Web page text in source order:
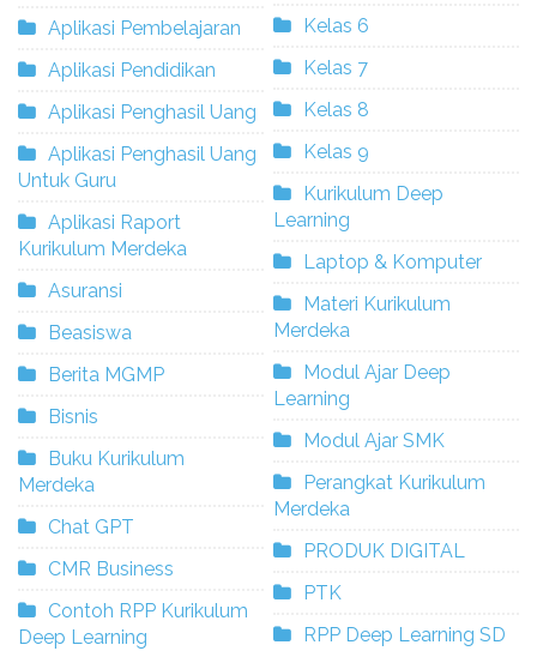
Aplikasi Pembelajaran
Aplikasi Pendidikan
Aplikasi Penghasil Uang
Aplikasi Penghasil Uang
Untuk Guru
Aplikasi Raport
Kurikulum Merdeka
Asuransi
Beasiswa
Berita MGMP
Bisnis
Buku Kurikulum
Merdeka
Chat GPT
CMR Business
Contoh RPP Kurikulum
Deep Learning
Kelas 6
Kelas 7
Kelas 8
Kelas 9
Kurikulum Deep
Learning
Laptop & Komputer
Materi Kurikulum
Merdeka
Modul Ajar Deep
Learning
Modul Ajar SMK
Perangkat Kurikulum
Merdeka
PRODUK DIGITAL
PTK
RPP Deep Learning SD